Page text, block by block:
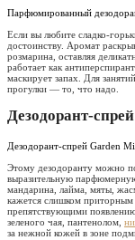
Парфюмированный
Если вы любите сладко-
достоинству. Аромат
розмарина, оставляя
работает как
маскирует запах. Для занятий
прогулки — то, что надо.
Дезодорант-
Дезодорант-спрей Garden
Этому дезодоранту можно
выразительную
мандарина, лайма, мяты,
кажется слишком
препятствующими
зеленого чая, пантенолом,
за нежной кожей в зоне